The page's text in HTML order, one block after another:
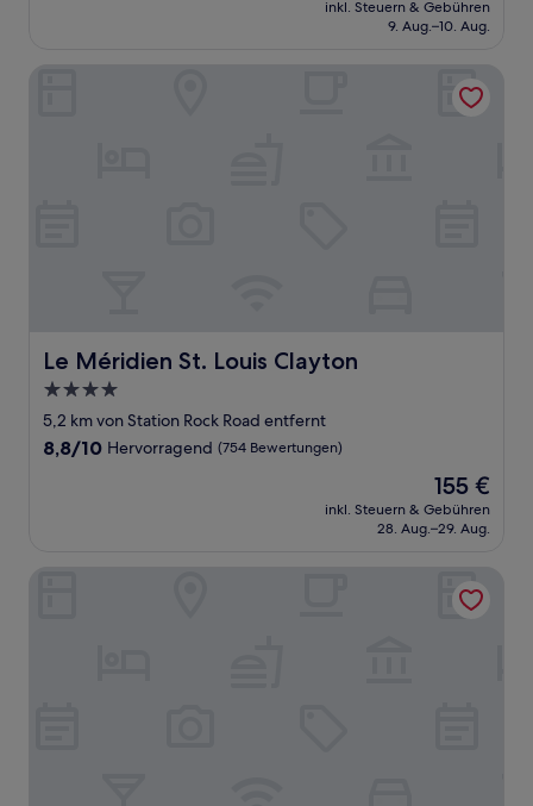
Bewertungen)
beträgt
inkl. Steuern & Gebühren
9. Aug.–10. Aug.
Le Méridien St. Louis Clayton
Le Méridien St. Louis Clayton
4.0-
Sterne-
Unterkunft
5,2 km von Station Rock Road entfernt
8.8
8,8/10 Hervorragend (754 Bewertungen)
Der
Preis
beträgt
155 €
inkl. Steuern & Gebühren
28. Aug.–29. Aug.
Fairfield Inn & Suites by Marriott St. Louis Downtown